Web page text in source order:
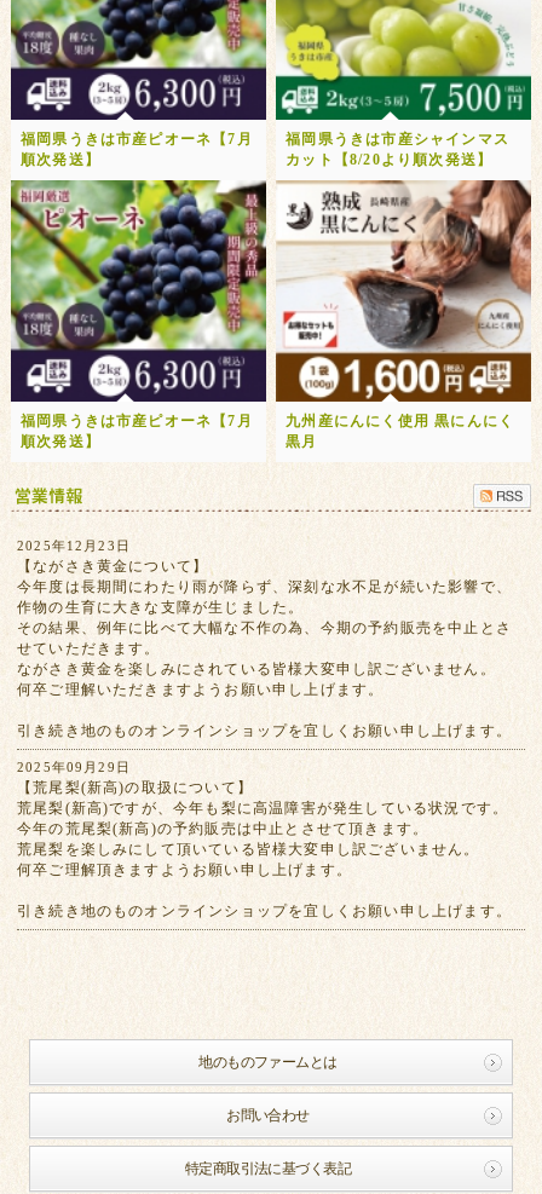
福岡県うきは市産ピオーネ【7月
順次発送】
福岡県うきは市産シャインマス
カット【8/20より順次発送】
福岡県うきは市産ピオーネ【7月
順次発送】
九州産にんにく使用 黒にんにく
黒月
2025年12月23日
【ながさき黄金について】
今年度は長期間にわたり雨が降らず、深刻な水不足が続いた影響で、
作物の生育に大きな支障が生じました。
その結果、例年に比べて大幅な不作の為、今期の予約販売を中止とさ
せていただきます。
ながさき黄金を楽しみにされている皆様大変申し訳ございません。
何卒ご理解いただきますようお願い申し上げます。
引き続き地のものオンラインショップを宜しくお願い申し上げます。
2025年09月29日
【荒尾梨(新高)の取扱について】
荒尾梨(新高)ですが、今年も梨に高温障害が発生している状況です。
今年の荒尾梨(新高)の予約販売は中止とさせて頂きます。
荒尾梨を楽しみにして頂いている皆様大変申し訳ございません。
何卒ご理解頂きますようお願い申し上げます。
引き続き地のものオンラインショップを宜しくお願い申し上げます。
地のものファームとは
お問い合わせ
特定商取引法に基づく表記